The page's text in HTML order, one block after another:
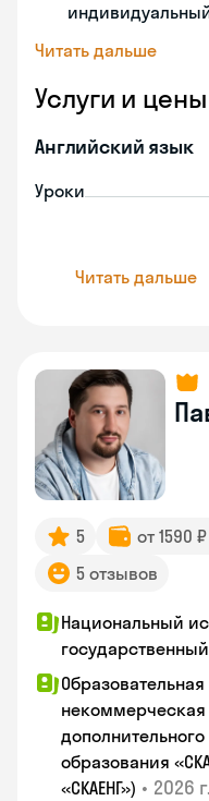
Читать дальше
Услуги и цены
Английский язык
Уроки
Читать дальше
5 от 1590
5 отзывов
Национальный
некоммерческая
образования
«СКАЕНГ») • 2026 г.